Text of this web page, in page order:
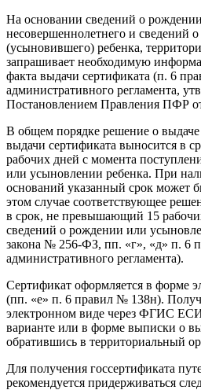
На основании сведений о
несовершеннолетнего и
(усыновившего) ребенка,
запрашивает необходимую
факта выдачи сертификата (п. 6
административного регламента,
Постановлением Правления ПФР
В общем порядке решение о
выдачи сертификата выносится в
рабочих дней с момента
или усыновлении ребенка. При
оснований указанный срок может
этом случае соответствующее
в срок, не превышающий 15
сведений о рождении или
закона № 256-ФЗ, пп. «г», «д» п. 6
административного регламента).
Сертификат оформляется в форме
(пп. «е» п. 6 правил № 138н).
электронном виде через ФГИС
варианте или в форме выписки о
обратившись в
Для получения госсертификата
рекомендуется придерживаться